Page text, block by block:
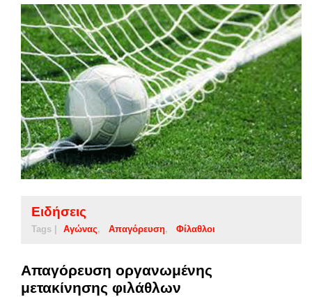
Ειδήσεις
Tags | Αγώνας Απαγόρευση Φίλαθλοι
Απαγόρευση οργανωμένης
μετακίνησης φιλάθλων